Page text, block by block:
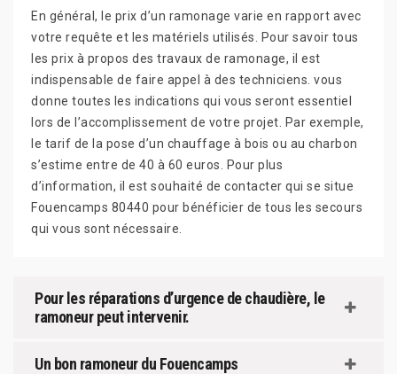
En général, le prix d’un ramonage varie en rapport avec
votre requête et les matériels utilisés. Pour savoir tous
les prix à propos des travaux de ramonage, il est
indispensable de faire appel à des techniciens. vous
donne toutes les indications qui vous seront essentiel
lors de l’accomplissement de votre projet. Par exemple,
le tarif de la pose d’un chauffage à bois ou au charbon
s’estime entre de 40 à 60 euros. Pour plus
d’information, il est souhaité de contacter qui se situe
Fouencamps 80440 pour bénéficier de tous les secours
qui vous sont nécessaire.
Pour les réparations d’urgence de chaudière, le
ramoneur peut intervenir.
Un bon ramoneur du Fouencamps